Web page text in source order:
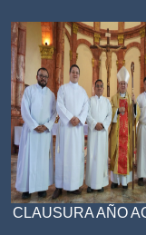
CLAUSURA AÑO